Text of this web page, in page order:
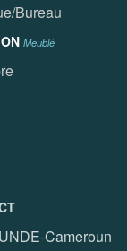
Bureau
Meublé
Cameroun